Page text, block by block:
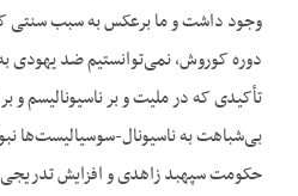
وجود داشت و ما برعکس به سبب سنتی که
دوره کوروش، نمی‌توانستیم ضد یهودی
تأکیدی که در ملیت و بر ناسیونالیسم و
بی‌شباهت به ناسیونال-سوسیالیست‌ها
حکومت سپهبد زاهدی و افزایش تدریجی